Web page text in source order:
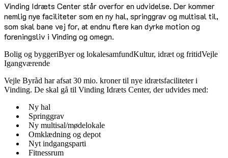
Vinding Idræts Center står overfor en udvidelse. Der kommer
nemlig nye faciliteter som en ny hal, springgrav og multisal til,
som skal bane vej for, at endnu flere kan dyrke motion og
foreningsliv i Vinding og omegn.
Bolig og byggeriByer og lokalesamfundKultur, idræt og fritidVejle
Igangværende
Vejle Byråd har afsat 30 mio. kroner til nye idrætsfaciliteter i
Vinding. De skal gå til Vinding Idræts Center, der udvides med:
Ny hal
Springgrav
Ny multisal/mødelokale
Omklædning og depot
Nyt indgangsparti
Fitnessrum